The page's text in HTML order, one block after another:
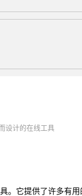
设计的在线工具
。它提供了许多有